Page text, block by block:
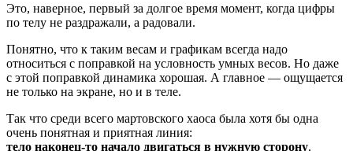
Это, наверное, первый за долгое время момент, когда цифры
по телу не раздражали, а радовали.
Понятно, что к таким весам и графикам всегда надо
относиться с поправкой на условность умных весов. Но даже
с этой поправкой динамика хорошая. А главное — ощущается
не только на экране, но и в теле.
Так что среди всего мартовского хаоса была хотя бы одна
очень понятная и приятная линия:
тело наконец-то начало двигаться в нужную сторону.